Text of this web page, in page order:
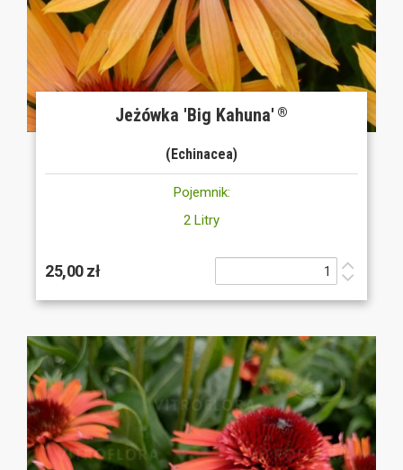
Jeżówka 'Big Kahuna' ®
(Echinacea)
Pojemnik:
2 Litry
25,00 zł